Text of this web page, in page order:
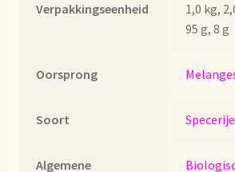
Lebensmittelsicherheit
Lista de precios actualizada.
Liste de prix actuelle
Verpakkingseenheid
1,0 kg,
95 g, 8 g
Oorsprong
Soort
Algemene